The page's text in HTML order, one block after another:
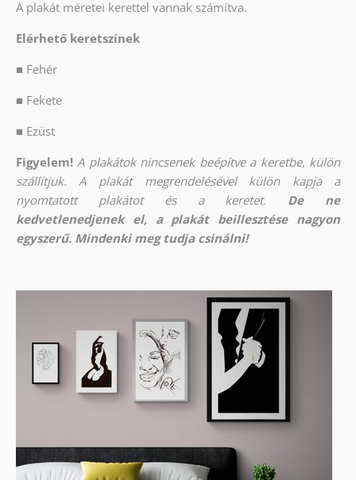
A plakát méretei kerettel vannak számítva.
Elérhető keretszínek
■ Fehér
■ Fekete
■ Ezüst
Figyelem! A plakátok nincsenek beépítve a keretbe, külön
szállítjuk. A plakát megrendelésével külön kapja a
nyomtatott plakátot és a keretet.
De ne
kedvetlenedjenek el, a plakát beillesztése nagyon
egyszerű. Mindenki meg tudja csinálni!